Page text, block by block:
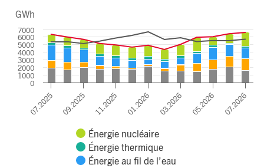
Combination chart with 8 data series.
The chart has 1 X axis displaying categories.
The chart has 1 Y axis displaying GWh. Data ranges from 1415 to
GWh
Énergie nucléaire
Énergie thermique
Énergie au fil de l’eau
07.2025 09.2025 11.2025 01.2026 03.2026 05.2026 07.2026
0
1000
2000
3000
4000
5000
6000
7000